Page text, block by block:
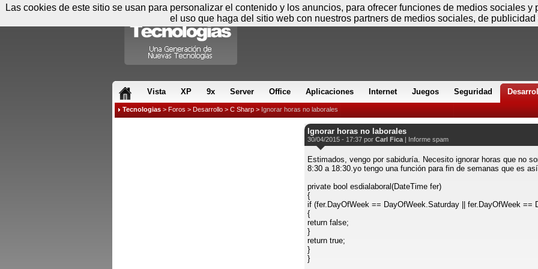
Vista XP 9x Server Office Aplicaciones Internet Juegos Seguridad
Tecnologias > Foros > Desarrollo > C Sharp > Ignorar horas no laborales
Ignorar horas no laborales
30/04/2015 - 17:37 por Carl Fica | Informe spam
Estimados, vengo por sabiduría. Necesito ignorar horas que no
8:30 a 18:30.yo tengo una función para fin de semanas que es
private bool esdialaboral(DateTime fer)
{
if (fer.DayOfWeek == DayOfWeek.Saturday || fer.DayOfWeek ==
{
return false;
}
return true;
}
}
Las cookies de este sitio se usan para personalizar el contenido y los anuncios, para ofrecer funciones de medios sociales
el uso que haga del sitio web con nuestros partners de medios sociales, de